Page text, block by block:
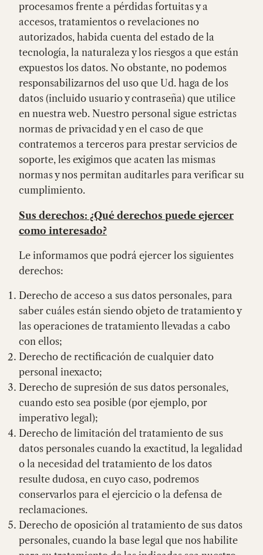
procesamos frente a pérdidas fortuitas y a
accesos, tratamientos o revelaciones no
autorizados, habida cuenta del estado de la
tecnología, la naturaleza y los riesgos a que están
expuestos los datos. No obstante, no podemos
responsabilizarnos del uso que Ud. haga de los
datos (incluido usuario y contraseña) que utilice
en nuestra web. Nuestro personal sigue estrictas
normas de privacidad y en el caso de que
contratemos a terceros para prestar servicios de
soporte, les exigimos que acaten las mismas
normas y nos permitan auditarles para verificar su
cumplimiento.
Sus derechos: ¿Qué derechos puede ejercer
como interesado?
Le informamos que podrá ejercer los siguientes
derechos:
Derecho de acceso a sus datos personales, para
saber cuáles están siendo objeto de tratamiento y
las operaciones de tratamiento llevadas a cabo
con ellos;
Derecho de rectificación de cualquier dato
personal inexacto;
Derecho de supresión de sus datos personales,
cuando esto sea posible (por ejemplo, por
imperativo legal);
Derecho de limitación del tratamiento de sus
datos personales cuando la exactitud, la legalidad
o la necesidad del tratamiento de los datos
resulte dudosa, en cuyo caso, podremos
conservarlos para el ejercicio o la defensa de
reclamaciones.
Derecho de oposición al tratamiento de sus datos
personales, cuando la base legal que nos habilite